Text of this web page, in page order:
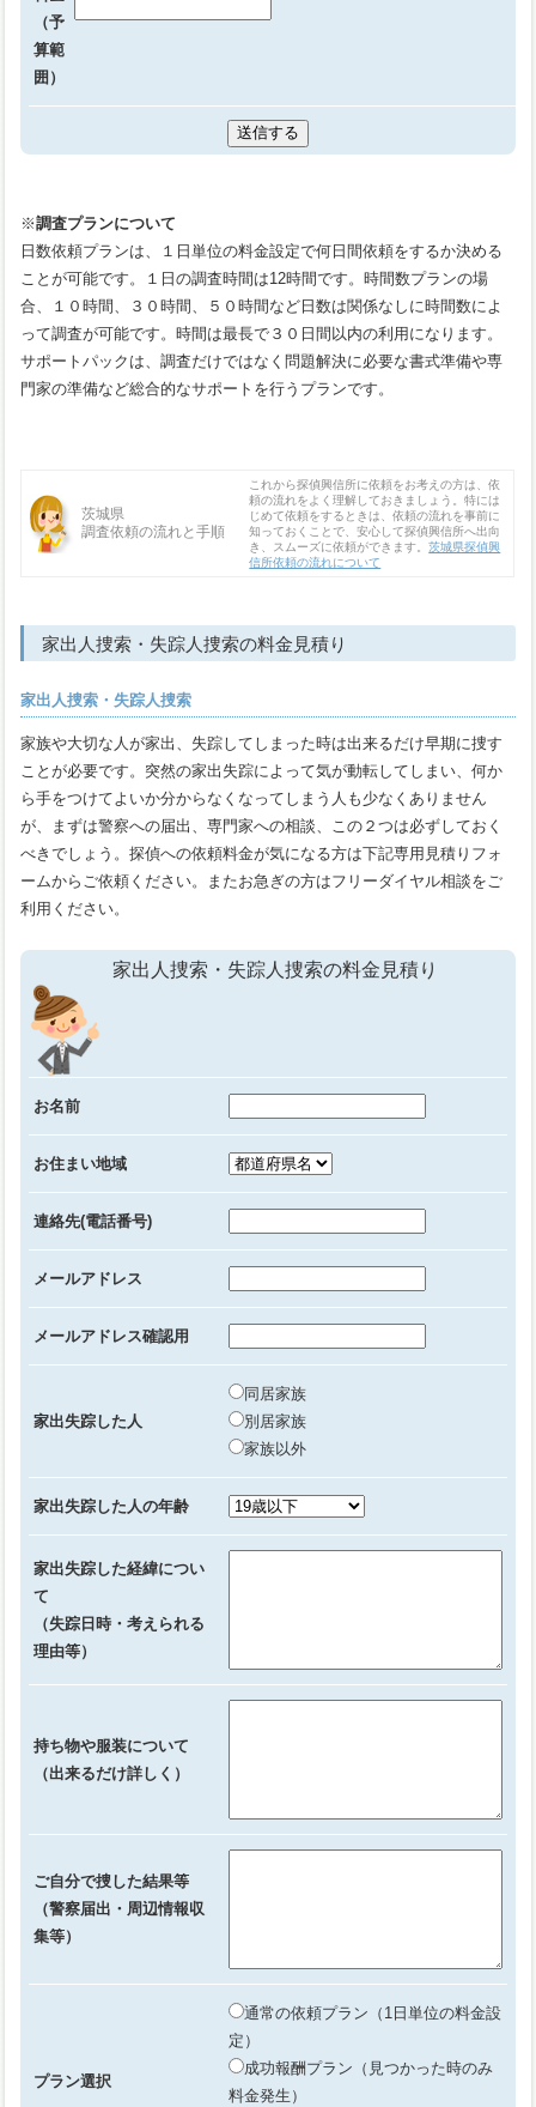
（予
算範
囲）
※調査プランについて
日数依頼プランは、１日単位の料金設定で何日間依頼をするか決める
ことが可能です。１日の調査時間は12時間です。時間数プランの場
合、１０時間、３０時間、５０時間など日数は関係なしに時間数によ
って調査が可能です。時間は最長で３０日間以内の利用になります。
サポートパックは、調査だけではなく問題解決に必要な書式準備や専
門家の準備など総合的なサポートを行うプランです。
茨城県
調査依頼の流れと手順
これから探偵興信所に依頼をお考えの方は、依
頼の流れをよく理解しておきましょう。特には
じめて依頼をするときは、依頼の流れを事前に
知っておくことで、安心して探偵興信所へ出向
き、スムーズに依頼ができます。茨城県探偵興
信所依頼の流れについて
家出人捜索・失踪人捜索の料金見積り
家出人捜索・失踪人捜索
家族や大切な人が家出、失踪してしまった時は出来るだけ早期に捜す
ことが必要です。突然の家出失踪によって気が動転してしまい、何か
ら手をつけてよいか分からなくなってしまう人も少なくありません
が、まずは警察への届出、専門家への相談、この２つは必ずしておく
べきでしょう。探偵への依頼料金が気になる方は下記専用見積りフォ
ームからご依頼ください。またお急ぎの方はフリーダイヤル相談をご
利用ください。
家出人捜索・失踪人捜索の料金見積り
お名前
お住まい地域
連絡先(電話番号)
メールアドレス
メールアドレス確認用
家出失踪した人
同居家族
別居家族
家族以外
家出失踪した人の年齢
家出失踪した経緯につい
て
（失踪日時・考えられる
理由等）
持ち物や服装について
（出来るだけ詳しく）
ご自分で捜した結果等
（警察届出・周辺情報収
集等）
プラン選択
通常の依頼プラン（1日単位の料金設
定）
成功報酬プラン（見つかった時のみ
料金発生）